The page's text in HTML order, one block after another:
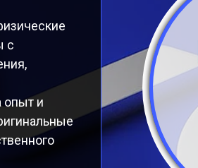
с
опыт и